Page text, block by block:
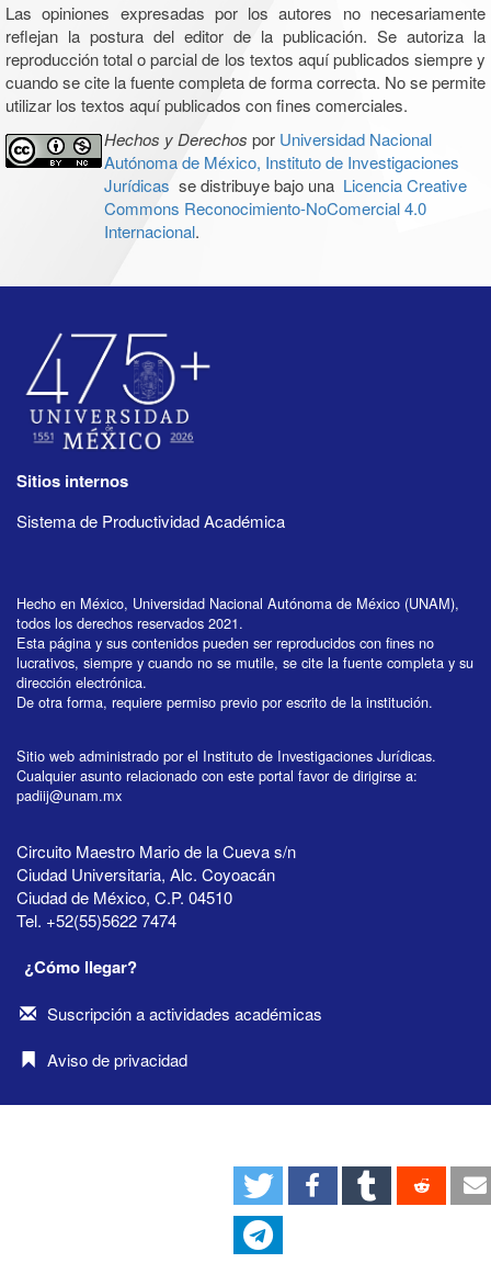
Las opiniones expresadas por los autores no necesariamente
reflejan la postura del editor de la publicación. Se autoriza la
reproducción total o parcial de los textos aquí publicados siempre y
cuando se cite la fuente completa de forma correcta. No se permite
utilizar los textos aquí publicados con fines comerciales.
Hechos y Derechos por Universidad Nacional
Autónoma de México, Instituto de Investigaciones
Jurídicas se distribuye bajo una Licencia Creative
Commons Reconocimiento-NoComercial 4.0
Internacional.
Sitios internos
Sistema de Productividad Académica
Hecho en México, Universidad Nacional Autónoma de México (UNAM),
todos los derechos reservados 2021.
Esta página y sus contenidos pueden ser reproducidos con fines no
lucrativos, siempre y cuando no se mutile, se cite la fuente completa y su
dirección electrónica.
De otra forma, requiere permiso previo por escrito de la institución.
Sitio web administrado por el Instituto de Investigaciones Jurídicas.
Cualquier asunto relacionado con este portal favor de dirigirse a:
padiij@unam.mx
Circuito Maestro Mario de la Cueva s/n
Ciudad Universitaria, Alc. Coyoacán
Ciudad de México, C.P. 04510
Tel. +52(55)5622 7474
¿Cómo llegar?
Suscripción a actividades académicas
Aviso de privacidad